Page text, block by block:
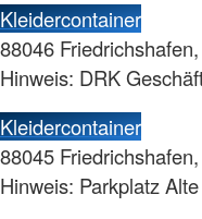
Kleidercontainer
88046
Hinweis: DRK
Kleidercontainer
88045
Hinweis: Parkplatz